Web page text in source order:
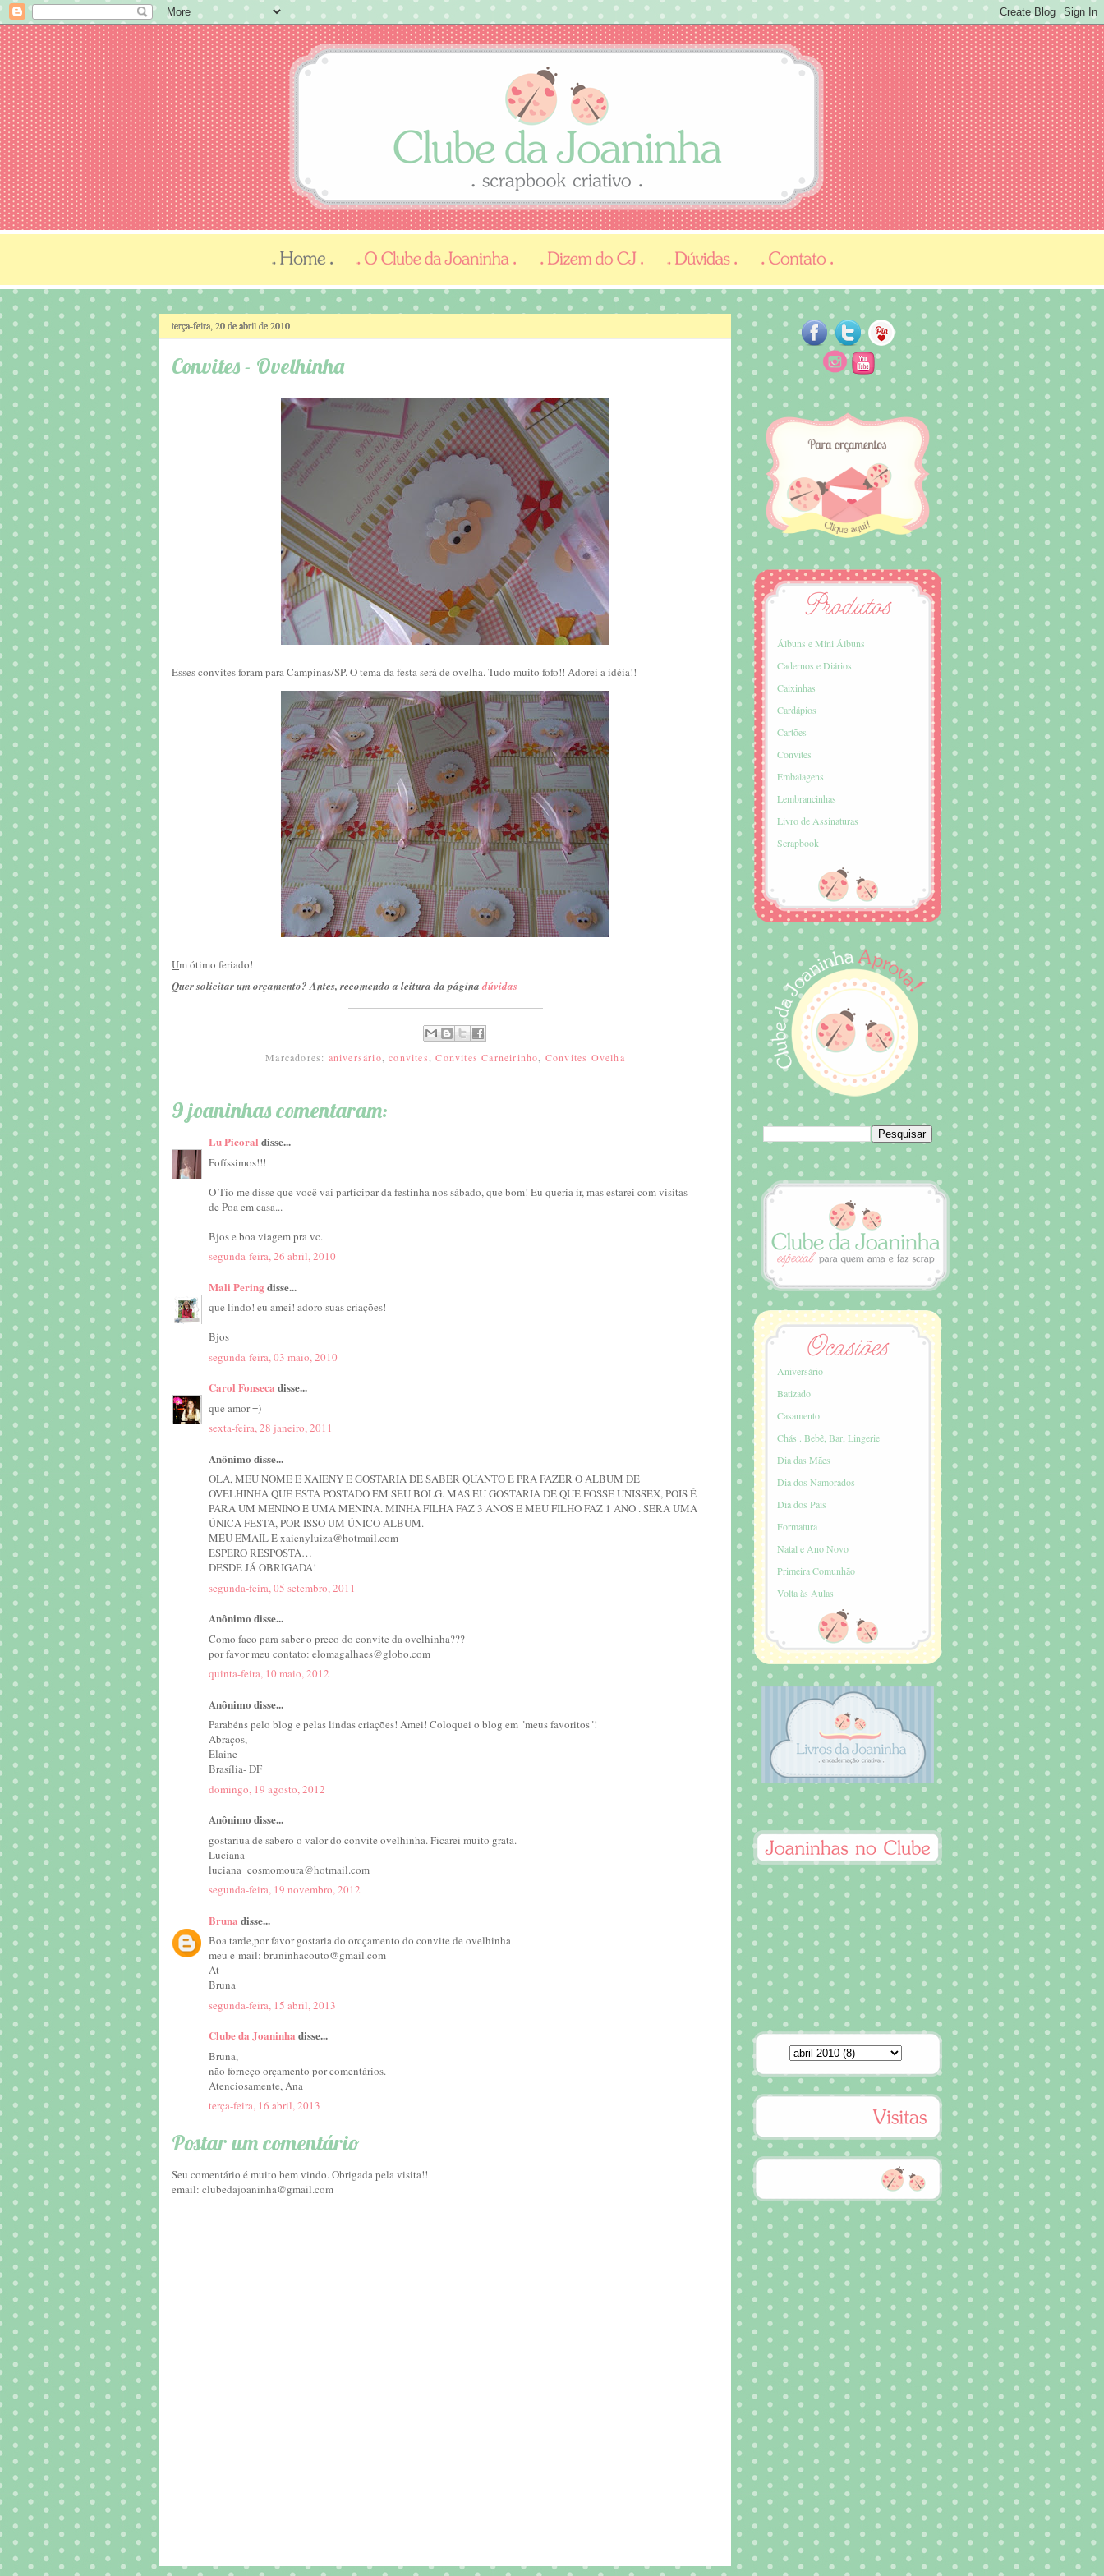
terça-feira, 20 de abril de 2010
Convites - Ovelhinha
Esses convites foram para Campinas/SP. O tema da festa será de ovelha. Tudo muito fofo!! Adorei a idéia!!
Um ótimo feriado!
Quer solicitar um orçamento? Antes, recomendo a leitura da páginadúvidas
Marcadores: aniversário ,convites ,Convites Carneirinho Convites Ovelha
9 joaninhas comentaram:
Lu Picoral disse...
Fofíssimos!!!
O Tio me disse que você vai participar da festinha nos sábado, que bom! Eu queria ir, mas estarei com visitas
de Poa em casa...
Bjos e boa viagem pra vc.
segunda-feira, 26 abril, 2010
Mali Peringdisse...
que lindo! eu amei! adoro suas criações!
Bjos
segunda-feira, 03 maio, 2010
Carol Fonseca disse...
que amor =)
sexta-feira, 28 janeiro, 2011
Anônimo disse...
OLA, MEU NOME É XAIENY E GOSTARIA DE SABER QUANTO É PRA FAZER O ALBUM DE
OVELHINHA QUE ESTA POSTADO EM SEU BOLG. MAS EU GOSTARIA DE QUE FOSSE UNISSEX, POIS É
PARA UM MENINO E UMA MENINA. MINHA FILHA FAZ 3 ANOS E MEU FILHO FAZ 1 ANO . SERA UMA
ÚNICA FESTA, POR ISSO UM ÚNICO ALBUM.
MEU EMAIL E xaienyluiza@hotmail.com
ESPERO RESPOSTA…
DESDE JÁ OBRIGADA!
segunda-feira, 05 setembro, 2011
Anônimo disse...
Como faco para saber o preco do convite da ovelhinha???
por favor meu contato: elomagalhaes@globo.com
quinta-feira, 10 maio, 2012
Anônimo disse...
Parabéns pelo blog e pelas lindas criações! Amei! Coloquei o blog em "meus favoritos"!
Abraços,
Elaine
Brasília- DF
domingo, 19 agosto, 2012
Anônimo disse...
gostariua de sabero o valor do convite ovelhinha. Ficarei muito grata.
Luciana
luciana_cosmomoura@hotmail.com
segunda-feira, 19 novembro, 2012
Bruna disse...
Boa tarde,por favor gostaria do orcçamento do convite de ovelhinha
meu e-mail: bruninhacouto@gmail.com
At
Bruna
segunda-feira, 15 abril, 2013
Clube da Joaninha disse...
Bruna,
não forneço orçamento por comentários.
Atenciosamente, Ana
terça-feira, 16 abril, 2013
Postar um comentário
Seu comentário é muito bem vindo. Obrigada pela visita!!
email: clubedajoaninha@gmail.com
Álbuns e Mini Álbuns
Cadernos e Diários
Caixinhas
Cardápios
Cartões
Convites
Embalagens
Lembrancinhas
Livro de Assinaturas
Scrapbook
Aniversário
Batizado
Casamento
Chás . Bebê, Bar, Lingerie
Dia das Mães
Dia dos Namorados
Dia dos Pais
Formatura
Natal e Ano Novo
Primeira Comunhão
Volta às Aulas